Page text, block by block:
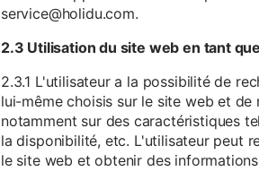
service@holidu.com.
2.3 Utilisation du site web en tant
2.3.1 L'utilisateur a la possibilité de
lui-même choisis sur le site web et
notamment sur des caractéristiques
la disponibilité, etc. L'utilisateur peut
le site web et obtenir des